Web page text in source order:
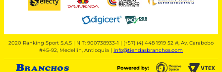
2020 Ranking Sport S.A.S | NIT: 900738933-1 | (+57) (4) 448 1919 52 #, Av. Carabobo
#45-92, Medellín, Antioquia | info@tiendasbranchos.com
Powered by: